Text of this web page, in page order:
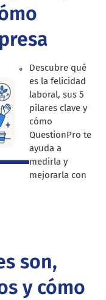
Descubre qué
es la felicidad
laboral, sus 5
pilares clave y
cómo
QuestionPro te
ayuda a
medirla y
mejorarla con
son,
y cómo